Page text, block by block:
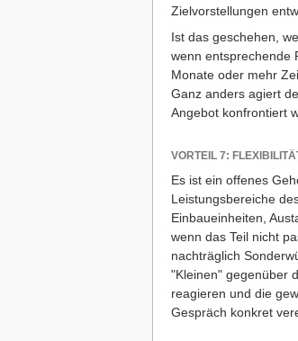
Zielvorstellungen
Ist das geschehen,
wenn entsprechende
Monate oder mehr
Ganz anders agiert
Angebot konfrontiert
VORTEIL 7:
Es ist ein offenes
Leistungsbereiche
Einbaueinheiten,
wenn das Teil nicht
nachträglich
"Kleinen" gegenüber
reagieren und die
Gespräch konkret